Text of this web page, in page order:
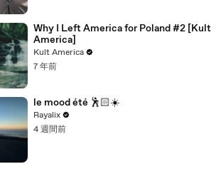
Why I Left America for Poland #2 [Kult
America]
Kult America
7 年前
le mood été 🕺🏻☀️
Rayalix
4 週間前